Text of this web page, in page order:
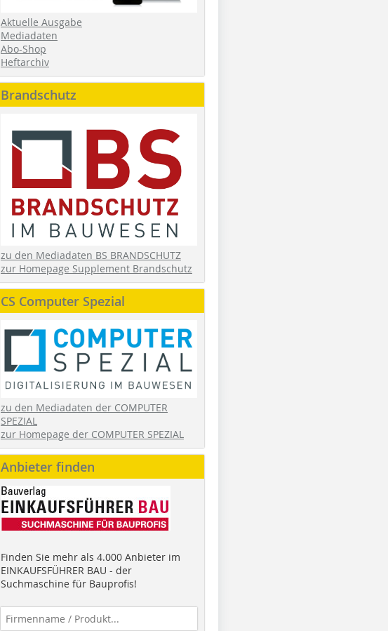
Aktuelle Ausgabe
Mediadaten
Abo-Shop
Heftarchiv
Brandschutz
zu den Mediadaten BS BRANDSCHUTZ
zur Homepage Supplement Brandschutz
CS Computer Spezial
zu den Mediadaten der COMPUTER
SPEZIAL
zur Homepage der COMPUTER SPEZIAL
Anbieter finden
Finden Sie mehr als 4.000 Anbieter im
EINKAUFSFÜHRER BAU - der
Suchmaschine für Bauprofis!